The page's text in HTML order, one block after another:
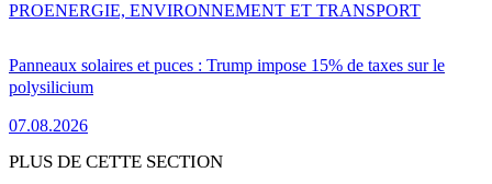
Panneaux solaires et puces : Trump impose 15% de taxes sur le
polysilicium
07.08.2026
PROENERGIE, ENVIRONNEMENT ET TRANSPORT
PLUS DE CETTE SECTION